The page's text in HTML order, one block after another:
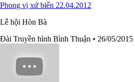
Phong vị xứ biển 22.04.2012
Lễ hội Hòn Bà
Đài Truyền hình Bình Thuận • 26/05/2015